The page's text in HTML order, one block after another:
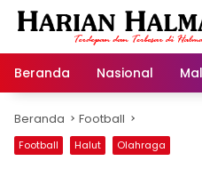
Langsung
Beranda
Nasional
Beranda Football
Football Halut Olahraga